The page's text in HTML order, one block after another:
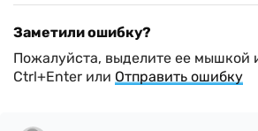
Заметили ошибку?
Пожалуйста, выделите ее мышкой
Ctrl+Enter или Отправить ошибку